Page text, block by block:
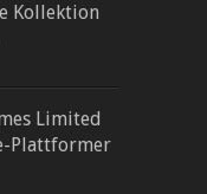
Kollektion
Limited
Plattformer